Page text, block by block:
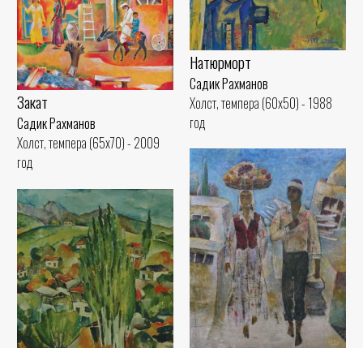
Натюрморт
Садик Рахманов
Холст, темпера (60x50) - 1988
год
Закат
Садик Рахманов
Холст, темпера (65x70) - 2009
год